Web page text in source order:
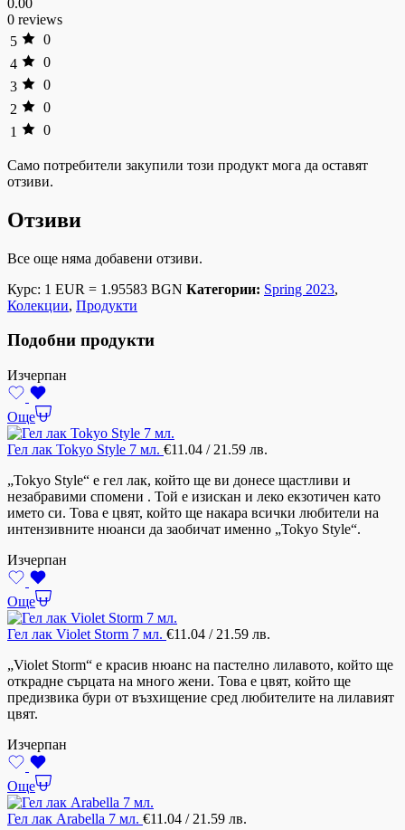
0 reviews
5
0
4
0
3
0
2
0
1
0
Само потребители закупили този продукт мога да оставят
отзиви.
Отзиви
Все още няма добавени отзиви.
Курс: 1 EUR = 1.95583 BGN Категории: Spring 2023,
Колекции, Продукти
Подобни продукти
Изчерпан
Още
Гел лак Tokyo Style 7 мл. €11.04 / 21.59 лв.
„Tokyo Style“ е гел лак, който ще ви донесе щастливи и
незабравими спомени . Той е изискан и леко екзотичен като
името си. Това е цвят, който ще накара всички любители на
интензивните нюанси да заобичат именно „Tokyo Style“.
Изчерпан
Още
Гел лак Violet Storm 7 мл. €11.04 / 21.59 лв.
„Violet Storm“ е красив нюанс на пастелно лилавото, който ще
открадне сърцата на много жени. Това е цвят, който ще
предизвика бури от възхищение сред любителите на лилавият
цвят.
Изчерпан
Още
Гел лак Arabella 7 мл. €11.04 / 21.59 лв.